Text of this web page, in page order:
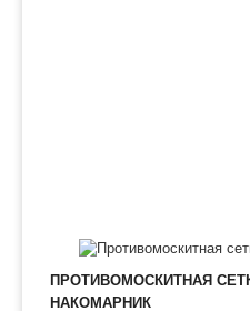
ПРОТИВОМОСКИТНАЯ
НАКОМАРНИК